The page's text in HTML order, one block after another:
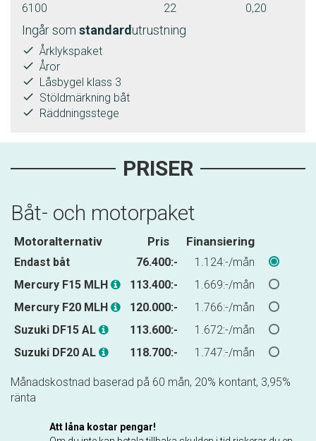
6100
22 0,20
Ingår som standardutrustning
done Årklykspaket
done Åror
done Låsbygel klass 3
done Stöldmärkning båt
done Räddningsstege
PRISER
Båt- och motorpaket
Motoralternativ Pris Finansiering
Endast båt 76.400:-
1.124:-/mån
Mercury F15 MLH
113.400:-
1.669:-/mån
Mercury F20 MLH
120.000:-
1.766:-/mån
Suzuki DF15 AL
113.600:-
1.672:-/mån
Suzuki DF20 AL
118.700:- 1.747:-/mån
Månadskostnad baserad på 60 mån, 20% kontant, 3,95%
ränta
Att låna kostar pengar!